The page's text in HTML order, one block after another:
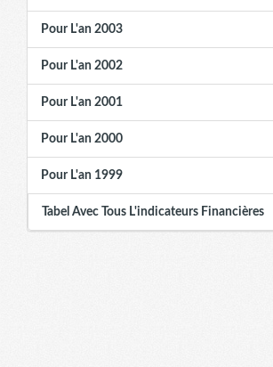
Pour L'an 2003
Pour L'an 2002
Pour L'an 2001
Pour L'an 2000
Pour L'an 1999
Tabel Avec Tous L'indicateurs Financières